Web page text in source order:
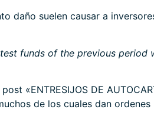
daño suelen causar a
funds of the previous period
post «ENTRESIJOS DE
de los cuales dan